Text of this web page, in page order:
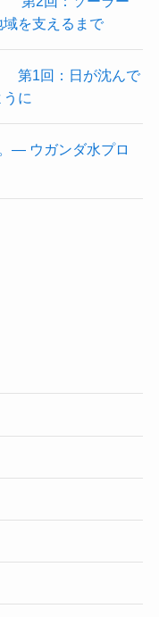
を支えるまで
第1回：日が沈んで
に
― ウガンダ水プロ